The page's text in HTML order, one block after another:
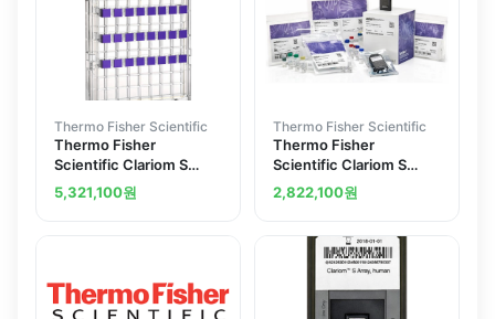
Thermo Fisher Scientific
Thermo Fisher
Scientific Clariom S
Array human
5,321,100원
Thermo Fisher Scientific
Thermo Fisher
Scientific Clariom S
Assay mouse 10
reactions
2,822,100원